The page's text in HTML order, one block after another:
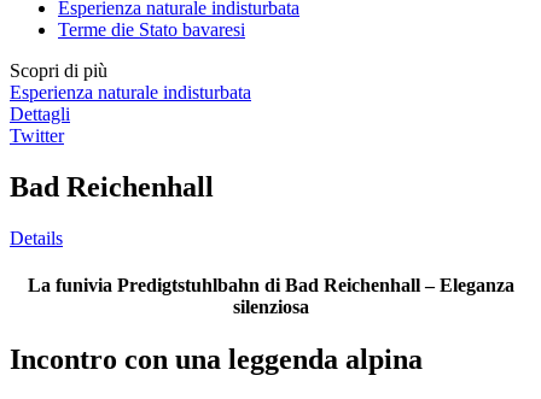
Esperienza naturale indisturbata
Terme die Stato bavaresi
Scopri di più
Esperienza naturale indisturbata
Dettagli
Twitter
Bad Reichenhall
Details
La funivia Predigtstuhlbahn di Bad Reichenhall – Eleganza
silenziosa
Incontro con una leggenda alpina